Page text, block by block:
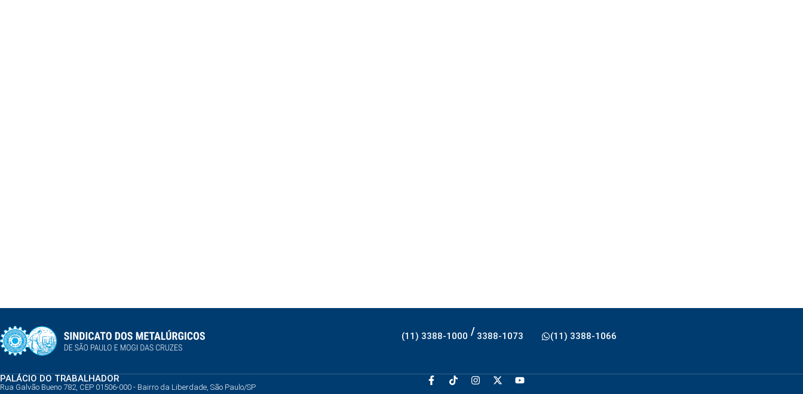
(11) 3388-1000 / 3388-1073 (11) 3388-1066
PALÁCIO DO TRABALHADOR
Rua Galvão Bueno 782, CEP 01506-000 - Bairro da Liberdade, São Paulo/SP